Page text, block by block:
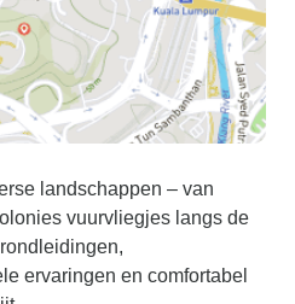
landschappen – van
vuurvliegjes langs de
ervaringen en comfortabel